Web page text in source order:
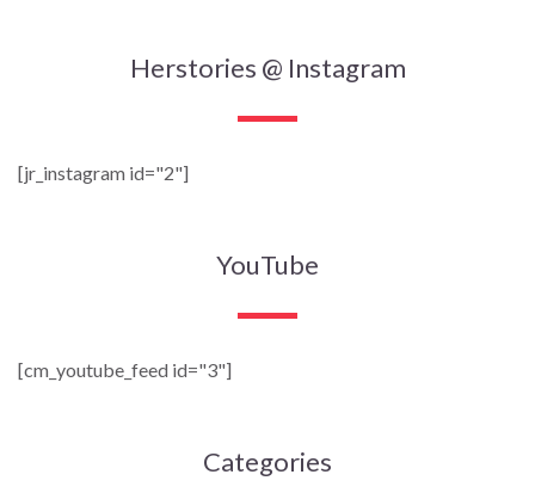
Herstories @ Instagram
[jr_instagram id="2"]
YouTube
[cm_youtube_feed id="3"]
Categories